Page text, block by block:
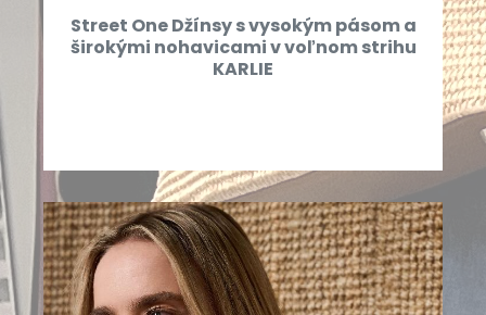
Street One Džínsy s vysokým pásom a
širokými nohavicami v voľnom strihu
KARLIE